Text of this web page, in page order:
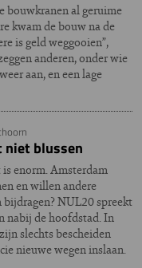
bouwkranen al geruime
kwam de bouw na de
is geld weggooien”,
anderen, onder wie
aan, en een lage
blussen
enorm. Amsterdam
en willen andere
NUL20 spreekt
nabij de hoofdstad. In
slechts bescheiden
nieuwe wegen inslaan.